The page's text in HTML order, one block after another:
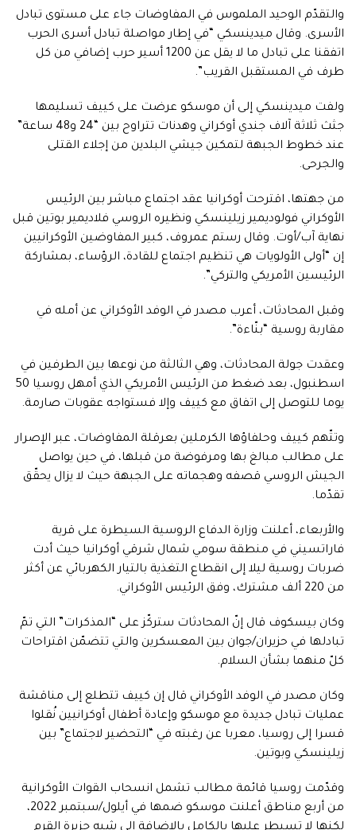
والتقدّم الوحيد الملموس في المفاوضات جاء على مستوى تبادل
الأسرى. وقال ميدينسكي “في إطار مواصلة تبادل أسرى الحرب
اتفقنا على تبادل ما لا يقل عن 1200 أسير حرب إضافي من كل
طرف في المستقبل القريب”.
ولفت ميدينسكي إلى أن موسكو عرضت على كييف تسليمها
جثث ثلاثة آلاف جندي أوكراني وهدنات تتراوح بين “24 و48 ساعة”
عند خطوط الجبهة لتمكين جيشي البلدين من إجلاء القتلى
والجرحى.
من جهتها، اقترحت أوكرانيا عقد اجتماع مباشر بين الرئيس
الأوكراني فولوديمير زيلينسكي ونظيره الروسي فلاديمير بوتين قبل
نهاية آب/أوت. وقال رستم عمروف، كبير المفاوضين الأوكرانيين
إن “أولى الأولويات هي تنظيم اجتماع للقادة، الرؤساء، بمشاركة
الرئيسين الأمريكي والتركي”.
وقبل المحادثات، أعرب مصدر في الوفد الأوكراني عن أمله في
مقاربة روسية “بنّاءة”.
وعقدت جولة المحادثات، وهي الثالثة من نوعها بين الطرفين في
اسطنبول، بعد ضغط من الرئيس الأمريكي الذي أمهل روسيا 50
يوما للتوصل إلى اتفاق مع كييف وإلا فستواجه عقوبات صارمة.
وتتّهم كييف وحلفاؤها الكرملين بعرقلة المفاوضات، عبر الإصرار
على مطالب مبالغ بها ومرفوضة من قبلها، في حين يواصل
الجيش الروسي قصفه وهجماته على الجبهة حيث لا يزال يحقّق
تقدّما.
والأربعاء، أعلنت وزارة الدفاع الروسية السيطرة على قرية
فاراتسيني في منطقة سومي شمال شرقي أوكرانيا حيث أدت
ضربات روسية ليلا إلى انقطاع التغذية بالتيار الكهربائي عن أكثر
من 220 ألف مشترك، وفق الرئيس الأوكراني.
وكان بيسكوف قال إنّ المحادثات ستركّز على “المذكرات” التي تمّ
تبادلها في حزيران/جوان بين المعسكرين والتي تتضمّن اقتراحات
كلّ منهما بشأن السلام.
وكان مصدر في الوفد الأوكراني قال إن كييف تتطلع إلى مناقشة
عمليات تبادل جديدة مع موسكو وإعادة أطفال أوكرانيين نُقلوا
قسرا إلى روسيا، معربا عن رغبته في “التحضير لاجتماع” بين
زيلينسكي وبوتين.
وقدّمت روسيا قائمة مطالب تشمل انسحاب القوات الأوكرانية
من أربع مناطق أعلنت موسكو ضمها في أيلول/سبتمبر 2022،
لكنها لا تسيطر عليها بالكامل بالإضافة إلى شبه جزيرة القرم